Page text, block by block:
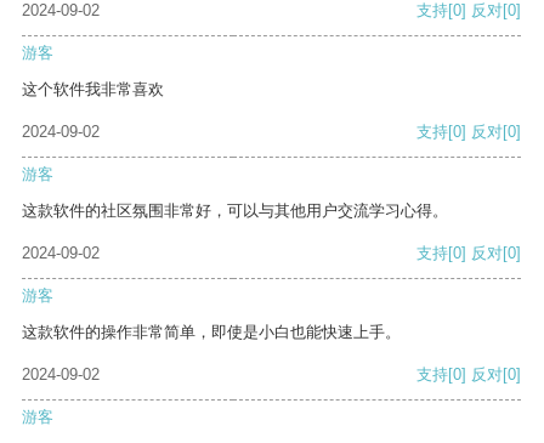
2024-09-02 支持[0] 反对[0]
游客
这个软件我非常喜欢
2024-09-02 支持[0] 反对[0]
游客
这款软件的社区氛围非常好，可以与其他用户交流学习心得。
2024-09-02 支持[0] 反对[0]
游客
这款软件的操作非常简单，即使是小白也能快速上手。
2024-09-02 支持[0] 反对[0]
游客